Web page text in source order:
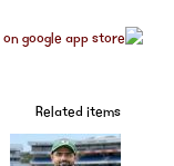
Related items